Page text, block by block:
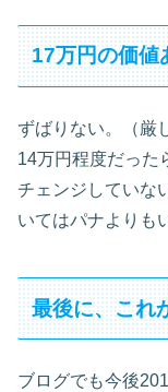
17万円の価値
ずばりない。（厳
14万円程度だっ
チェンジしてい
いてはパナよりも
最後に、これ
ブログでも今後